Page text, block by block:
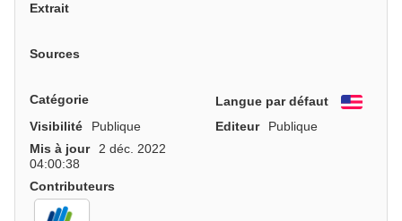
Extrait
Sources
Catégorie Langue par défaut
Visibilité
Publique Editeur
Publique
Mis à jour
2 déc. 2022
04:00:38
Contributeurs